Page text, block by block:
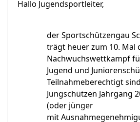
Hallo Jugendsportleiter,
der Sportschützengau
trägt heuer zum 10. Mal
Nachwuchswettkampf
Jugend und
Teilnahmeberechtigt
Jungschützen Jahrgang
(oder jünger
mit